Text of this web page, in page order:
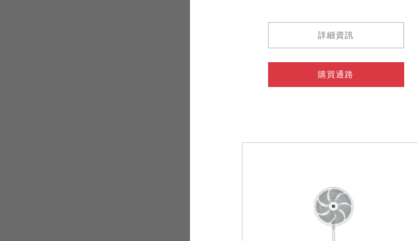
詳細資訊
購買通路